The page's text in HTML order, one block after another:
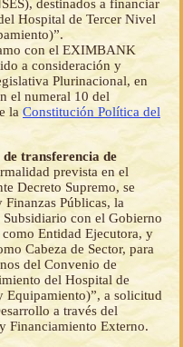
destinados a financiar
Hospital de Tercer Nivel
con el EXIMBANK
a consideración y
Plurinacional, en
el numeral 10 del
la Constitución Política del
transferencia de
prevista en el
Decreto Supremo, se
Públicas, la
con el Gobierno
Entidad Ejecutora, y
Cabeza de Sector, para
del Convenio de
del Hospital de
a solicitud
a través del
Financiamiento Externo.